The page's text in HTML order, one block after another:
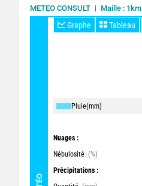
METEO CONSULT Maille : 1km
Graphe Tableau
Pluie(mm)
Nuages :
Nébulosité (%)
Précipitations :